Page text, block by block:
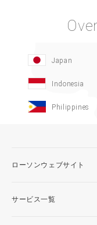
Japan
Indonesia
Philippines
ローソンウェブサイト
サービス一覧